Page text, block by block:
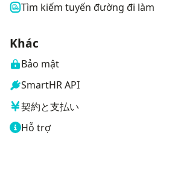
Tìm kiếm tuyến đường đi làm
Khác
Bảo mật
SmartHR API
契約と支払い
Hỗ trợ